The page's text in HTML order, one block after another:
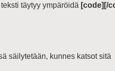
täytyy ympäröidä [code][/
säilytetään, kunnes katsot sitä